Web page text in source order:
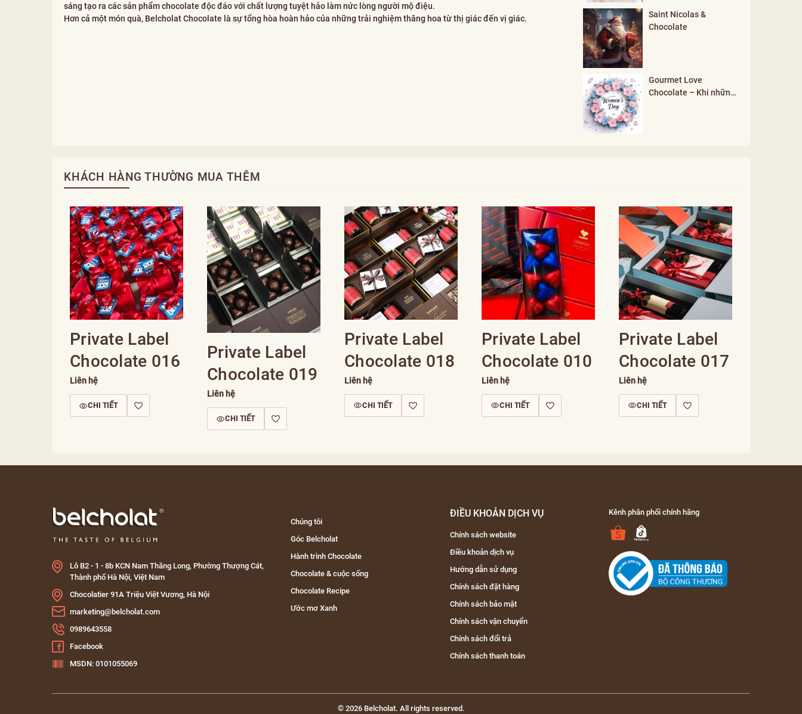
sáng tạo ra các sản phẩm chocolate độc đáo với chất lượng tuyệt hảo làm nức lòng người mộ điệu.
Hơn cả một món quà, Belcholat Chocolate là sự tổng hòa hoàn hảo của những trải nghiệm thăng hoa từ thị giác đến vị giác.
Saint Nicolas &
Chocolate
Gourmet Love
Chocolate – Khi những
KHÁCH HÀNG THƯỜNG MUA THÊM
Private Label
Chocolate 016
Liên hệ
CHI TIẾT
Private Label
Chocolate 019
Liên hệ
CHI TIẾT
Private Label
Chocolate 018
Liên hệ
CHI TIẾT
Private Label
Chocolate 010
Liên hệ
CHI TIẾT
Private Label
Chocolate 017
Liên hệ
CHI TIẾT
Lô B2 - 1 - 8b KCN Nam Thăng Long, Phường Thượng Cát,
Thành phố Hà Nội, Việt Nam
Chocolatier 91A Triệu Việt Vương, Hà Nội
marketing@belcholat.com
0989643558
Facebook
MSDN: 0101055069
Chúng tôi
Góc Belcholat
Hành trình Chocolate
Chocolate & cuộc sống
Chocolate Recipe
Ước mơ Xanh
ĐIỀU KHOẢN DỊCH VỤ
Chính sách website
Điều khoản dịch vụ
Hướng dẫn sử dụng
Chính sách đặt hàng
Chính sách bảo mật
Chính sách vận chuyển
Chính sách đổi trả
Chính sách thanh toán
Kênh phân phối chính hãng
© 2026 Belcholat. All rights reserved.